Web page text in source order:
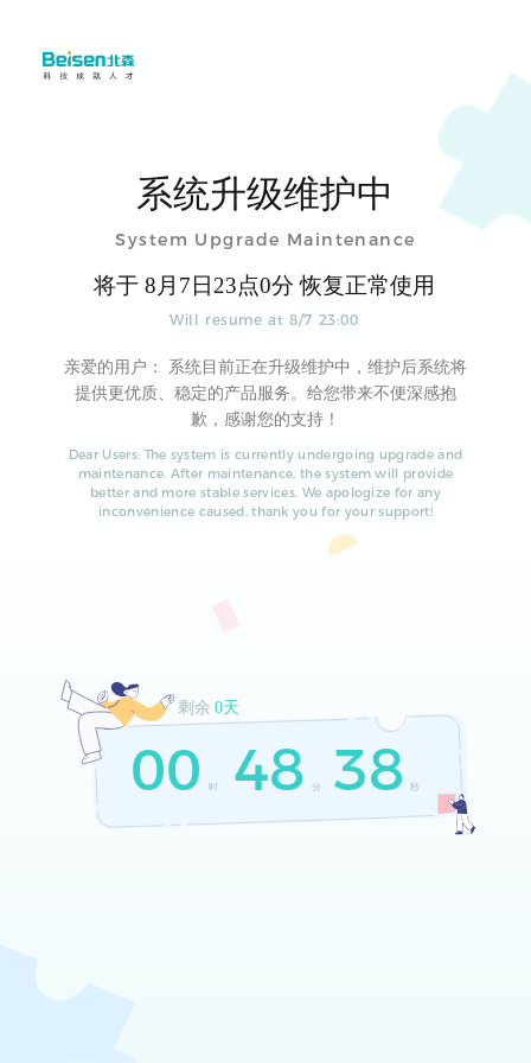
系统升级维护中
System Upgrade Maintenance
将于 8月 7 日23点0分 恢复正常使用
Will resume at8/7 23:00
亲爱的用户： 系统目前正在升级维护中，维护后系统将
提供更优质、稳定的产品服务。给您带来不便深感抱
歉，感谢您的支持！
Dear Users: The system is currently undergoing upgrade and
maintenance. After maintenance, the system will provide
better and more stable services. We apologize for any
inconvenience caused, thank you for your support!
剩余 0天
00 时 48 分 38 秒